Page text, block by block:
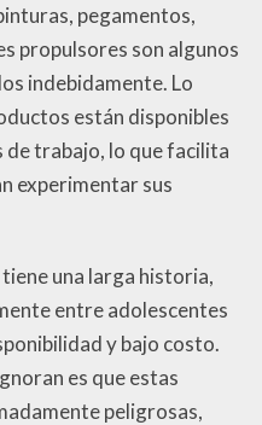
pegamentos,
propulsores son algunos
indebidamente. Lo
están disponibles
de trabajo, lo que facilita
experimentar sus
una larga historia,
entre adolescentes
y bajo costo.
es que estas
peligrosas,